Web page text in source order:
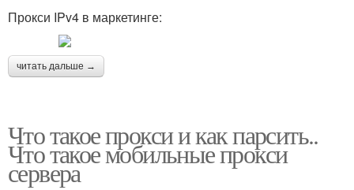
Прокси IPv4 в маркетинге:
читать дальше →
Что такое прокси и как парсить..
Что такое мобильные прокси
сервера